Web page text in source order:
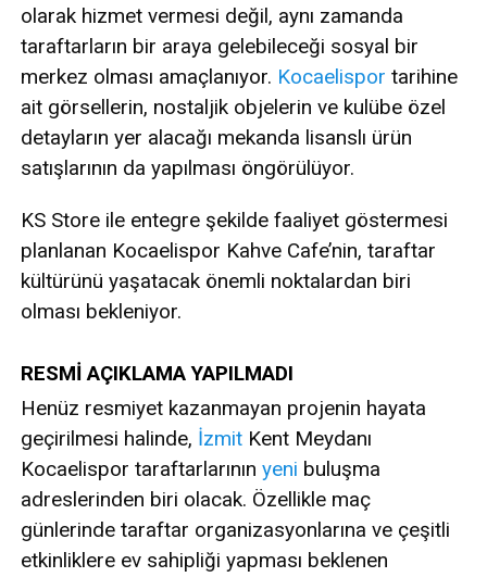
olarak hizmet vermesi değil, aynı zamanda
taraftarların bir araya gelebileceği sosyal bir
merkez olması amaçlanıyor. Kocaelispor tarihine
ait görsellerin, nostaljik objelerin ve kulübe özel
detayların yer alacağı mekanda lisanslı ürün
satışlarının da yapılması öngörülüyor.
KS Store ile entegre şekilde faaliyet göstermesi
planlanan Kocaelispor Kahve Cafe’nin, taraftar
kültürünü yaşatacak önemli noktalardan biri
olması bekleniyor.
RESMİ AÇIKLAMA YAPILMADI
Henüz resmiyet kazanmayan projenin hayata
geçirilmesi halinde, İzmit Kent Meydanı
Kocaelispor taraftarlarının yeni buluşma
adreslerinden biri olacak. Özellikle maç
günlerinde taraftar organizasyonlarına ve çeşitli
etkinliklere ev sahipliği yapması beklenen